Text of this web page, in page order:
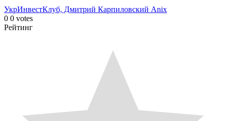
УкрИнвестКлуб, Дмитрий Карпиловский Anix
0 0 votes
Рейтинг